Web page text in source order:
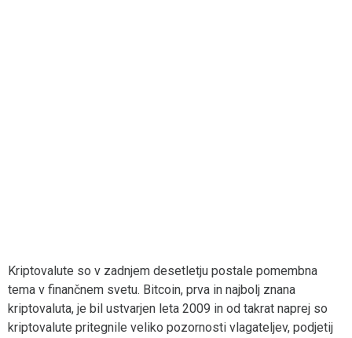
Kriptovalute so v zadnjem desetletju postale pomembna
tema v finančnem svetu. Bitcoin, prva in najbolj znana
kriptovaluta, je bil ustvarjen leta 2009 in od takrat naprej so
kriptovalute pritegnile veliko pozornosti vlagateljev, podjetij